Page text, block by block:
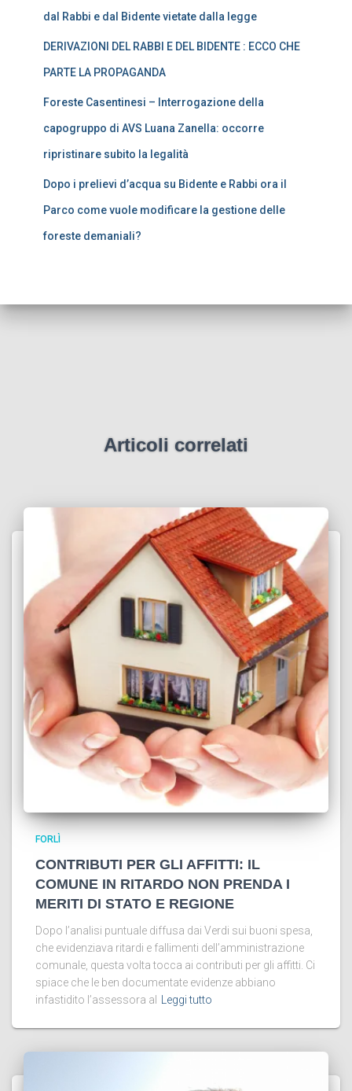
dal Rabbi e dal Bidente vietate dalla legge
DERIVAZIONI DEL RABBI E DEL BIDENTE : ECCO CHE
PARTE LA PROPAGANDA
Foreste Casentinesi – Interrogazione della
capogruppo di AVS Luana Zanella: occorre
ripristinare subito la legalità
Dopo i prelievi d’acqua su Bidente e Rabbi ora il
Parco come vuole modificare la gestione delle
foreste demaniali?
Articoli correlati
FORLÌ
CONTRIBUTI PER GLI AFFITTI: IL
COMUNE IN RITARDO NON PRENDA I
MERITI DI STATO E REGIONE
Dopo l’analisi puntuale diffusa dai Verdi sui buoni spesa,
che evidenziava ritardi e fallimenti dell’amministrazione
comunale, questa volta tocca ai contributi per gli affitti. Ci
spiace che le ben documentate evidenze abbiano
infastidito l’assessora al
Leggi tutto